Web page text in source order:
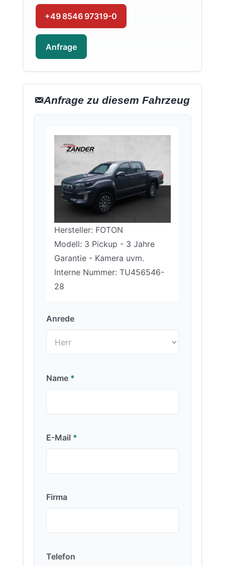
+49 8546 97319-0
Anfrage
Anfrage zu diesem Fahrzeug
Hersteller: FOTON
Modell: 3 Pickup - 3 Jahre
Garantie - Kamera uvm.
Interne Nummer: TU456546-
28
Anrede
Name *
E-Mail *
Firma
Telefon